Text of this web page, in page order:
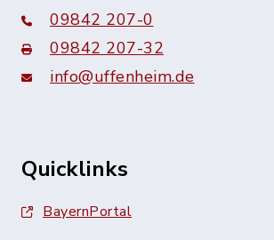
09842 207-0
09842 207-32
info@uffenheim.de
Quicklinks
BayernPortal